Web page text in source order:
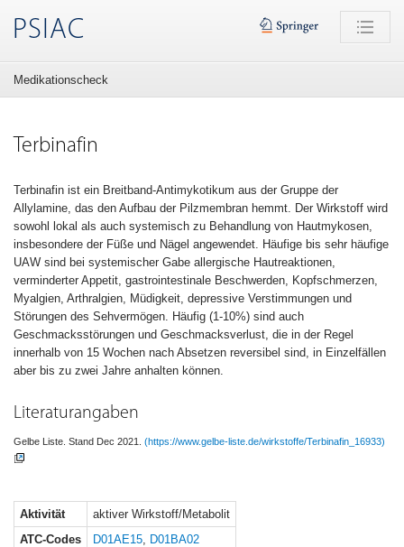
PSIAC
Medikationscheck
Terbinafin
Terbinafin ist ein Breitband-Antimykotikum aus der Gruppe der
Allylamine, das den Aufbau der Pilzmembran hemmt. Der Wirkstoff wird
sowohl lokal als auch systemisch zu Behandlung von Hautmykosen,
insbesondere der Füße und Nägel angewendet. Häufige bis sehr häufige
UAW sind bei systemischer Gabe allergische Hautreaktionen,
verminderter Appetit, gastrointestinale Beschwerden, Kopfschmerzen,
Myalgien, Arthralgien, Müdigkeit, depressive Verstimmungen und
Störungen des Sehvermögen. Häufig (1-10%) sind auch
Geschmacksstörungen und Geschmacksverlust, die in der Regel
innerhalb von 15 Wochen nach Absetzen reversibel sind, in Einzelfällen
aber bis zu zwei Jahre anhalten können.
Literaturangaben
Gelbe Liste. Stand Dec 2021. (https://www.gelbe-liste.de/wirkstoffe/Terbinafin_16933)
Aktivität
aktiver Wirkstoff/Metabolit
ATC-Codes
D01AE15, D01BA02